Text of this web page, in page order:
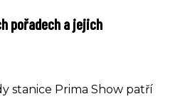
pořadech a jejich
stanice Prima Show patří